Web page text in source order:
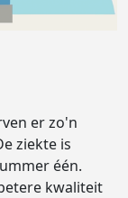
er zo'n
ziekte is
één.
kwaliteit